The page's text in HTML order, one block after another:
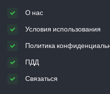
О нас
Условия использования
Политика
ПДД
Связаться